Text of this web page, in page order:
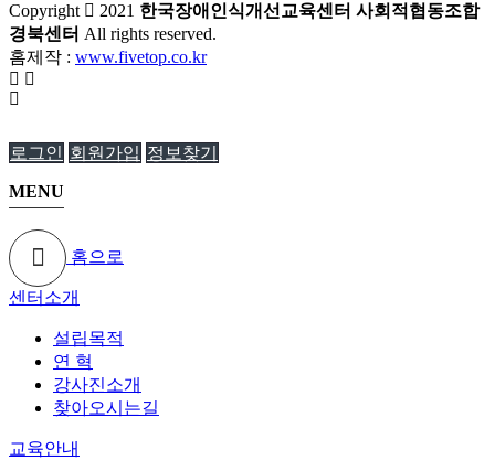
Copyright 2021 한국장애인식개선교육센터 사회적협동조합
경북센터 All rights reserved.
홈제작 : www.fivetop.co.kr
로그인 회원가입 정보찾기
MENU
홈으로
센터소개
설립목적
연 혁
강사진소개
찾아오시는길
교육안내